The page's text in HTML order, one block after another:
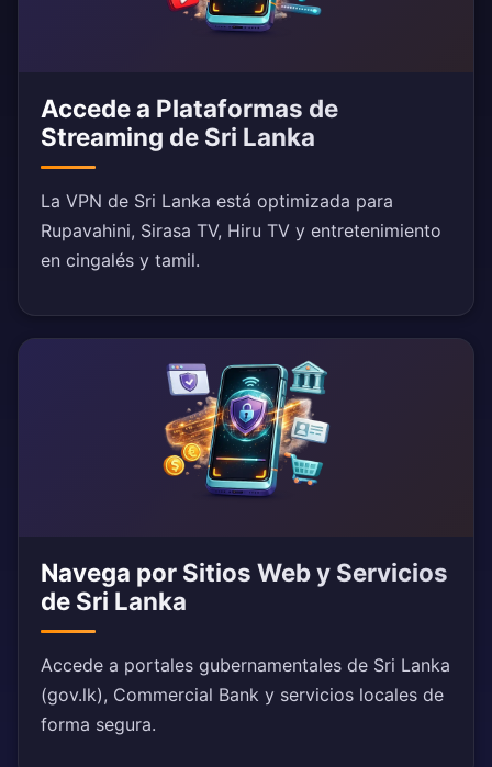
Accede a Plataformas de
Streaming de Sri Lanka
La VPN de Sri Lanka está optimizada para
Rupavahini, Sirasa TV, Hiru TV y entretenimiento
en cingalés y tamil.
Navega por Sitios Web y Servicios
de Sri Lanka
Accede a portales gubernamentales de Sri Lanka
(gov.lk), Commercial Bank y servicios locales de
forma segura.